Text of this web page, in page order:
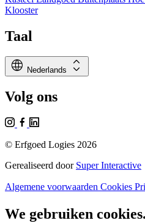
Klooster
Taal
language Nederlands expand_all
Volg ons
© Erfgoed Logies 2026
Gerealiseerd door Super Interactive
Algemene voorwaarden Cookies
We gebruiken cookies.